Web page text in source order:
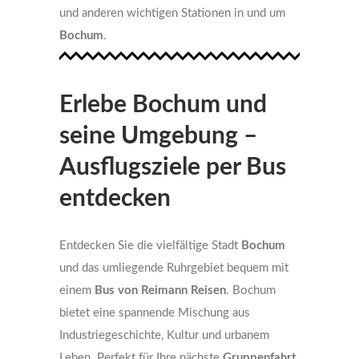
und anderen wichtigen Stationen in und um
Bochum.
Erlebe Bochum und
seine Umgebung –
Ausflugsziele per Bus
entdecken
Entdecken Sie die vielfältige Stadt Bochum
und das umliegende Ruhrgebiet bequem mit
einem Bus von Reimann Reisen. Bochum
bietet eine spannende Mischung aus
Industriegeschichte, Kultur und urbanem